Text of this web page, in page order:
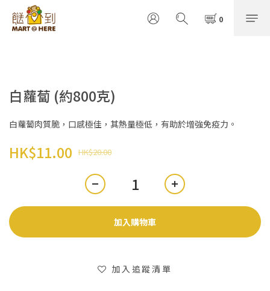
白蘿蔔 (約800克)
白蘿蔔肉質脆，口感極佳，其熱量極低，有助於增強免疫力。
HK$20.00
HK$11.00
加入購物車
加入追蹤清單